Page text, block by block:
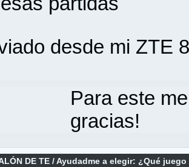
desde mi ZTE
Para este
gracias!
DE TE /Ayudadme a elegir: ¿Qué